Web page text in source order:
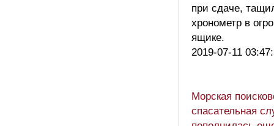
при сдаче,
хронометр в
ящике.
2019-07-11
Морская
спасательная